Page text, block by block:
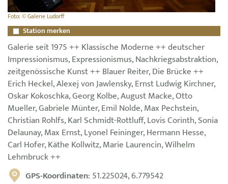
Foto: © Galerie Ludorff
Station merken
Galerie seit 1975 ++ Klassische Moderne ++ deutscher
Impressionismus, Expressionismus, Nachkriegsabstraktion,
zeitgenössische Kunst ++ Blauer Reiter, Die Brücke ++
Erich Heckel, Alexej von Jawlensky, Ernst Ludwig Kirchner,
Oskar Kokoschka, Georg Kolbe, August Macke, Otto
Mueller, Gabriele Münter, Emil Nolde, Max Pechstein,
Christian Rohlfs, Karl Schmidt-Rottluff, Lovis Corinth, Sonia
Delaunay, Max Ernst, Lyonel Feininger, Hermann Hesse,
Carl Hofer, Käthe Kollwitz, Marie Laurencin, Wilhelm
Lehmbruck ++
GPS-Koordinaten: 51.225024, 6.779542